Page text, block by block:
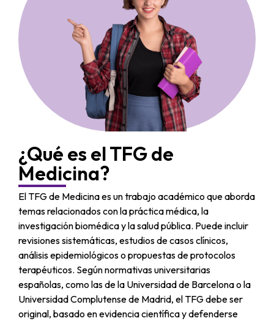
¿Qué es el TFG de
Medicina?
El TFG de Medicina es un trabajo académico que aborda
temas relacionados con la práctica médica, la
investigación biomédica y la salud pública. Puede incluir
revisiones sistemáticas, estudios de casos clínicos,
análisis epidemiológicos o propuestas de protocolos
terapéuticos. Según normativas universitarias
españolas, como las de la Universidad de Barcelona o la
Universidad Complutense de Madrid, el TFG debe ser
original, basado en evidencia científica y defenderse